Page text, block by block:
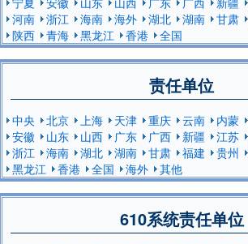
河南
浙江 海南 海外 湖北 湖南 甘肃
陕西
青海 黑龙江 香港 全国
责任单位
中央 北京 上海 天津 重庆 云南 内蒙
安徽
山东 山西 广东 广西 新疆 江苏
浙江
海南 湖北 湖南 甘肃 福建 贵州
黑龙江
香港 全国 海外 其他
610系统责任单位